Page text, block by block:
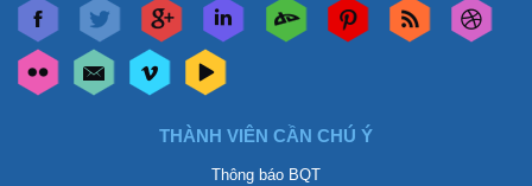
THÀNH VIÊN CẦN CHÚ Ý
Thông báo BQT